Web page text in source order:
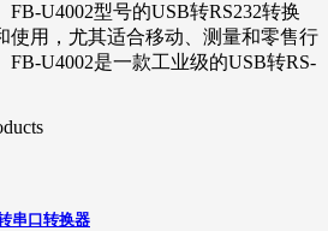
FB-U4002型号的USB转RS232转换
使用，尤其适合移动、测量和零售行
FB-U4002是一款工业级的USB转RS-
串口转换器